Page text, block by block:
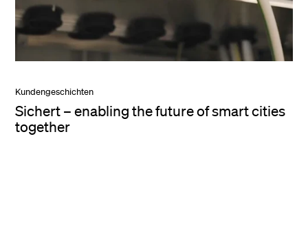
Kundengeschichten
Sichert – enabling the future of smart cities
together